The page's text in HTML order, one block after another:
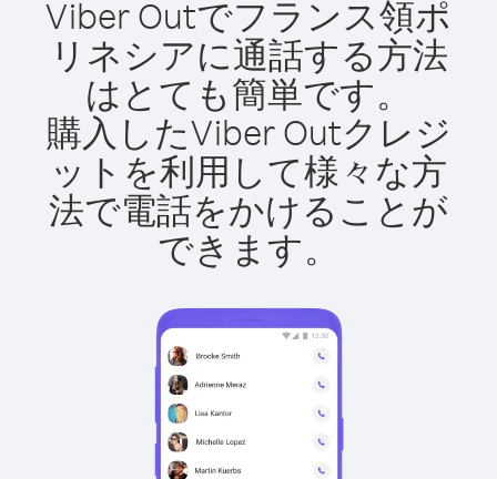
Viber Outでフランス領ポ
リネシアに通話する方法
はとても簡単です。
購入したViber Outクレジ
ットを利用して様々な方
法で電話をかけることが
できます。